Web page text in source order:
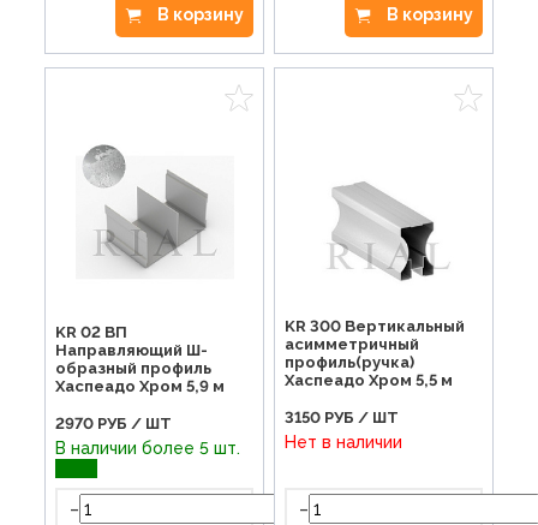
В корзину В корзину
KR 02 ВП
Направляющий Ш-
образный профиль
Хаспеадо Хром 5,9 м
2970 РУБ / ШТ
В наличии более 5 шт.
-
KR 300 Вертикальный
асимметричный
профиль(ручка)
Хаспеадо Хром 5,5 м
3150 РУБ / ШТ
Нет в наличии
-